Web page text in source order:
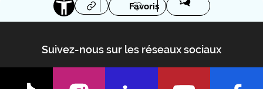
Favoris
Suivez-nous sur les réseaux sociaux